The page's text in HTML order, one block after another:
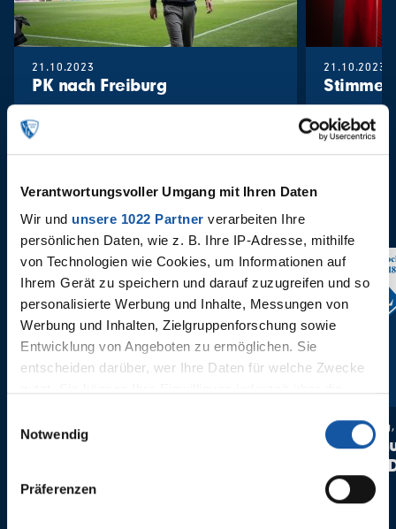
Verantwortungsvoller Umgang mit Ihren Daten
Wir und unsere 1022 Partner verarbeiten Ihre
persönlichen Daten, wie z. B. Ihre IP-Adresse, mithilfe
von Technologien wie Cookies, um Informationen auf
Ihrem Gerät zu speichern und darauf zuzugreifen und so
personalisierte Werbung und Inhalte, Messungen von
Werbung und Inhalten, Zielgruppenforschung sowie
Entwicklung von Angeboten zu ermöglichen. Sie
entscheiden darüber, wer Ihre Daten für welche Zwecke
Trigger Symbol ändern oder widerrufen
Informationen über Ihre geografische Lage erfassen,
Notwendig
Präferenzen
21.10.2023
PK nach Freiburg
21.10.2023
36. Spieltag
Fortuna Düsseldorf -
35.
VfL
Fortuna